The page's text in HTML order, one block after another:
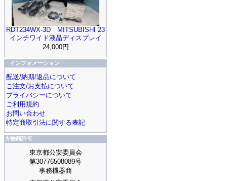
RDT234WX-3D MITSUBISHI 23
インチワイド液晶ディスプレイ
24,000円
インフォメーション
配送/納期/返品について
ご注文/お支払について
プライバシーについて
ご利用規約
お問い合わせ
特定商取引法に関する表記
古物商許可
東京都公安委員会
第30776508089号
事務機器商